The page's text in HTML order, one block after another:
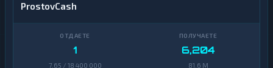
ProstovCash
1
7,65 / 18 400 000
6,204
81,6 M